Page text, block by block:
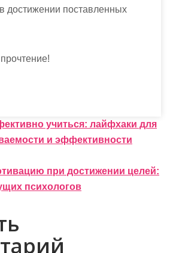
достижении поставленных
учиться: лайфхаки для
и эффективности
при достижении целей:
психологов